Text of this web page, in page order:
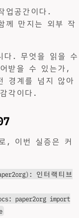
업공간이다.
께 만지는 외부 작
다. 무엇을 읽을 수
받을 수 있는가,
경계를 넘지 않아
각이다.
, 이번 실증은 커
인터랙티브
paper2org import